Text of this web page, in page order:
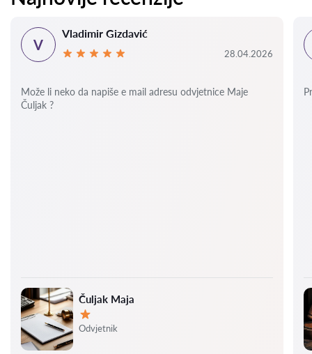
Čuljak Maja
Ocjena:
Odvjetnik
V
Vladimir Gizdavić
28.04.2026
Može li neko da napiše e mail adresu odvjetnice Maje
Čuljak ?